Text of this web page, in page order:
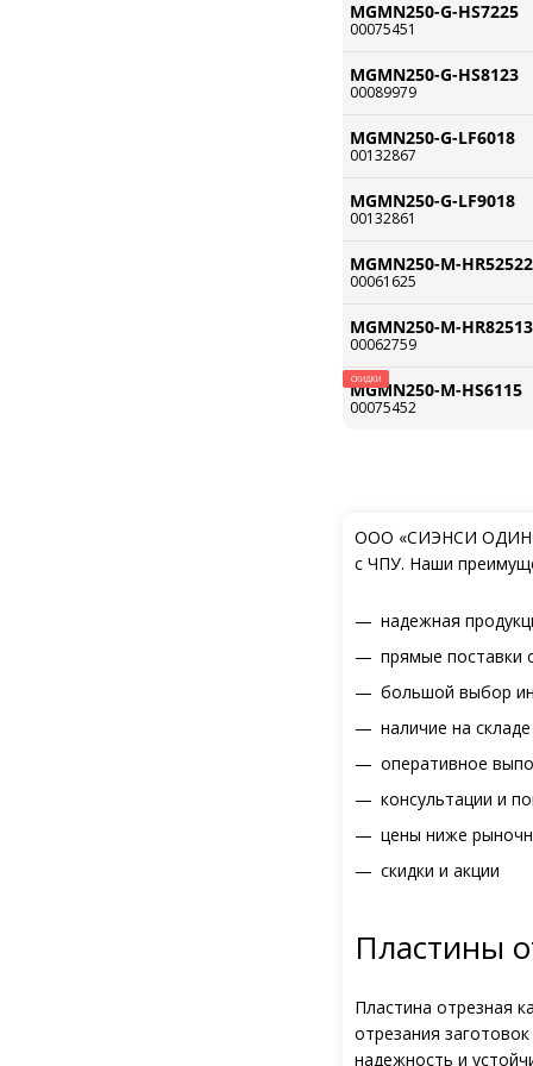
MGMN250-G-HS7225
00075451
MGMN250-G-HS8123
00089979
MGMN250-G-LF6018
00132867
MGMN250-G-LF9018
00132861
MGMN250-M-HR52522
00061625
MGMN250-M-HR82513
00062759
СКИДКИ
MGMN250-M-HS6115
00075452
ООО «СИЭНСИ ОДИН»
с ЧПУ. Наши
надежная
прямые поставки
большой выбор
наличие на складе
оперативное
консультации и
цены ниже
скидки и акции
Пластины
Пластина отрезная
отрезания
надежность и